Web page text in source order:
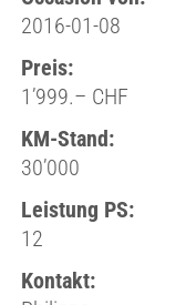
2016-01-08
Preis:
1’999.– CHF
KM-Stand:
30’000
Leistung PS:
12
Kontakt: